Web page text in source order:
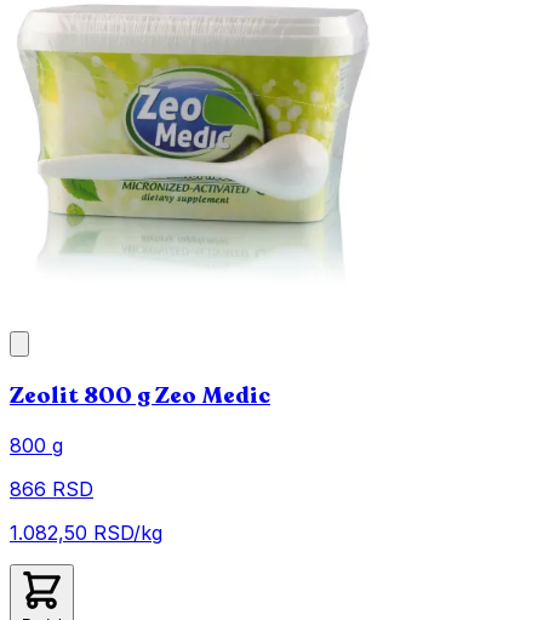
Zeolit 800 g Zeo Medic
800 g
866 RSD
1.082,50 RSD/kg